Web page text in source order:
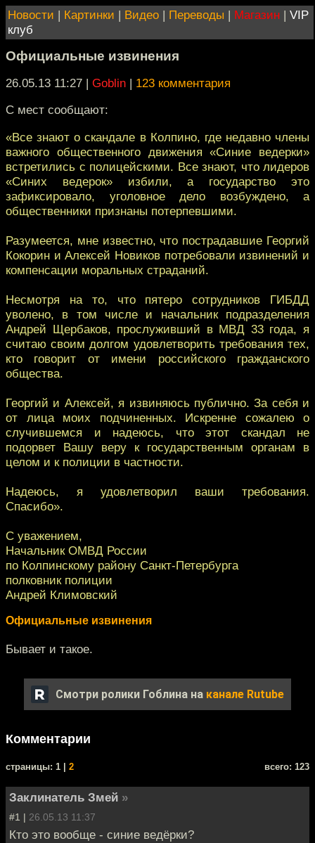
Новости | Картинки | Видео | Переводы | Магазин | VIP
клуб
Официальные извинения
26.05.13 11:27 | Goblin | 123 комментария
С мест сообщают:
«Все знают о скандале в Колпино, где недавно члены
важного общественного движения «Синие ведерки»
встретились с полицейскими. Все знают, что лидеров
«Синих ведерок» избили, а государство это
зафиксировало, уголовное дело возбуждено, а
общественники признаны потерпевшими.
Разумеется, мне известно, что пострадавшие Георгий
Кокорин и Алексей Новиков потребовали извинений и
компенсации моральных страданий.
Несмотря на то, что пятеро сотрудников ГИБДД
уволено, в том числе и начальник подразделения
Андрей Щербаков, прослуживший в МВД 33 года, я
считаю своим долгом удовлетворить требования тех,
кто говорит от имени российского гражданского
общества.
Георгий и Алексей, я извиняюсь публично. За себя и
от лица моих подчиненных. Искренне сожалею о
случившемся и надеюсь, что этот скандал не
подорвет Вашу веру к государственным органам в
целом и к полиции в частности.
Надеюсь, я удовлетворил ваши требования.
Спасибо».
С уважением,
Начальник ОМВД России
по Колпинскому району Санкт-Петербурга
полковник полиции
Андрей Климовский
Официальные извинения
Бывает и такое.
Смотри ролики Гоблина на канале Rutube
Комментарии
cтраницы: 1 | 2 всего: 123
Заклинатель Змей »
#1 | 26.05.13 11:37
Кто это вообще - синие ведёрки?